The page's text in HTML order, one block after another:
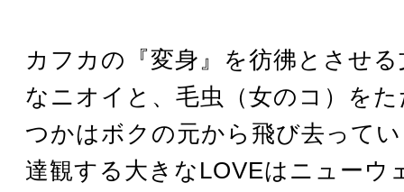
カフカの『変身』を彷彿とさせ
なニオイと、毛虫（女のコ）を
つかはボクの元から飛び去って
達観する大きなLOVEはニューウ